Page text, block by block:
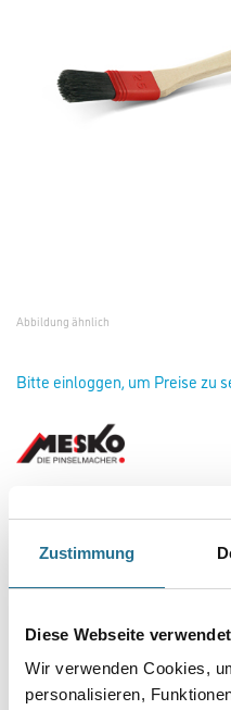
Zustimmung
Diese Webseite
Wir verwenden Cookies,
personalisieren,
Abbildung ähnlich
Bitte einloggen, um Preise zu
Größe
Borsten- / Haar-Länge in mm